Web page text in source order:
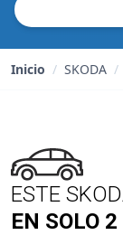
Inicio / SKODA /
ESTE
EN SOLO